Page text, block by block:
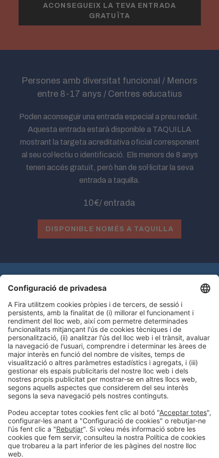
ACONSEGUEIX LA TEVA ENTRADA
GRATUÏTA
Persones amb diversitat funcional / Menors
entre 8-17 anys / Centres educatius
Poden aconseguir una entrada especial a preu reduït.
Aquesta entrada estarà disponible a TAQUILLA
mostrant la targeta acreditativa oficial corresponent
al seu col·lectiu o identificació. Els menors de 8 anys
tenen accés gratuït, però han de sol·licitar la seva
entrada a taquilla.
10€/ entrada
DISPONIBLE NOMÉS A TAQUILLA
Tens un codi promocional?
Hauràs d’accedir al sistema d’acreditació per
bescanviar el teu codi promocional i obtenir la teva
entrada al saló. Benvinguts al mar!
BESCANVIAR CODI
ContacteAvís legalPolítica de privacitatPolítica de cookies